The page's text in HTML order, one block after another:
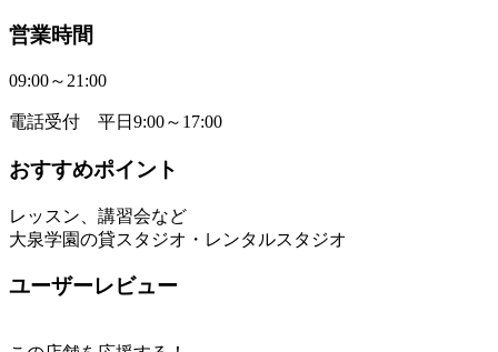
営業時間
09:00～21:00
電話受付 平日9:00～17:00
おすすめポイント
レッスン、講習会など
大泉学園の貸スタジオ・レンタルスタジオ
ユーザーレビュー